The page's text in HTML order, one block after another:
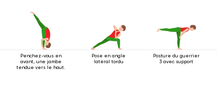
Penchez-vous en
avant, une jambe
tendue vers le haut.
Pose en angle
latéral tordu
Posture du guerrier
3 avec support